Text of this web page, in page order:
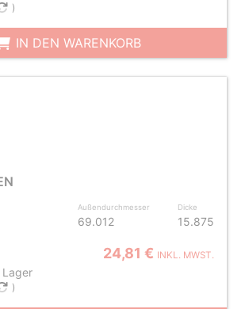
)
IN DEN WARENKORB
Außendurchmesser
69.012
Dicke
15.875
24,81 € INKL. MWST.
Lager
)